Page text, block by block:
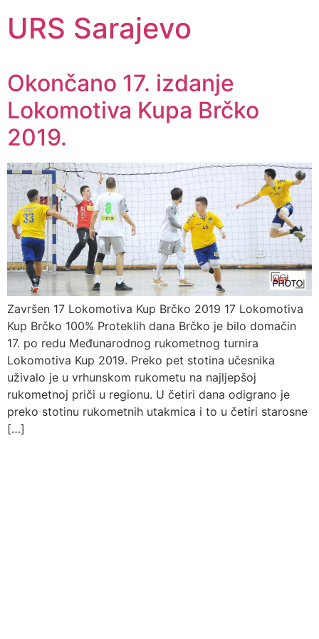
URS Sarajevo
Okončano 17. izdanje
Lokomotiva Kupa Brčko
2019.
Završen 17 Lokomotiva Kup Brčko 2019 17 Lokomotiva
Kup Brčko 100% Proteklih dana Brčko je bilo domačin
17. po redu Međunarodnog rukometnog turnira
Lokomotiva Kup 2019. Preko pet stotina učesnika
uživalo je u vrhunskom rukometu na najljepšoj
rukometnoj priči u regionu. U četiri dana odigrano je
preko stotinu rukometnih utakmica i to u četiri starosne
[…]